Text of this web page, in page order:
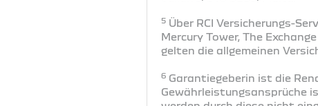
5 Über RCI Versicherungs-
Mercury Tower, The
gelten die allgemeinen
6 Garantiegeberin ist die
Gewährleistungsansprüche